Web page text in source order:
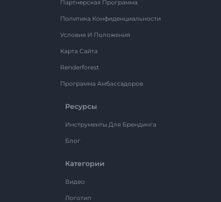
Партнерская Программа
Политика Конфиденциальности
Условия И Положения
Карта Сайта
Renderforest
Программа Амбассадоров
Ресурсы
Инструменты Для Брендинга
Блог
Категории
Видео
Логотип